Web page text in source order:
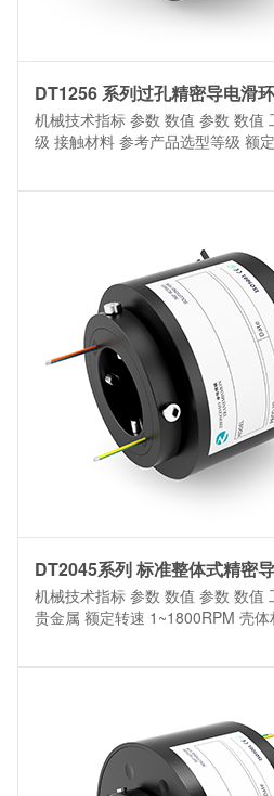
DT1256 系列过孔精密导电滑环
机械技术指标 参数 数值 参数 数值
级 接触材料 参考产品选型等级 额
DT2045系列 标准整体式精密
机械技术指标 参数 数值 参数 数值
贵金属 额定转速 1~1800RPM 壳